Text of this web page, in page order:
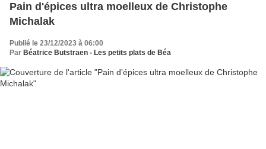
Pain d'épices ultra moelleux de Christophe
Michalak
Publié le 23/12/2023 à 06:00
Par Béatrice Butstraen - Les petits plats de Béa